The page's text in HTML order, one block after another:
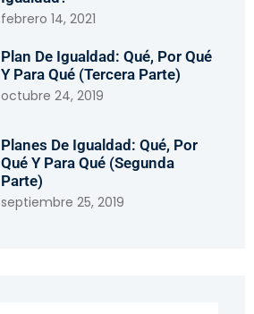
febrero 14, 2021
Plan De Igualdad: Qué, Por Qué
Y Para Qué (tercera Parte)
octubre 24, 2019
Planes De Igualdad: Qué, Por
Qué Y Para Qué (segunda
Parte)
septiembre 25, 2019